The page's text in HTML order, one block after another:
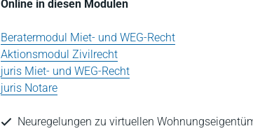
Online in diesen Modulen
Beratermodul Miet- und WEG-Recht
Aktionsmodul Zivilrecht
juris Miet- und WEG-Recht
juris Notare
Neuregelungen zu virtuellen